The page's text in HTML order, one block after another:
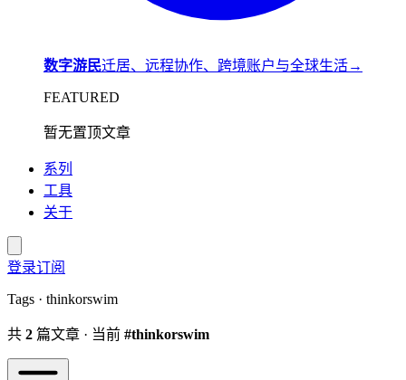
数字游民迁居、远程协作、跨境账户与全球生活→
FEATURED
暂无置顶文章
系列
工具
关于
登录订阅
Tags · thinkorswim
共 2 篇文章 · 当前 #thinkorswim